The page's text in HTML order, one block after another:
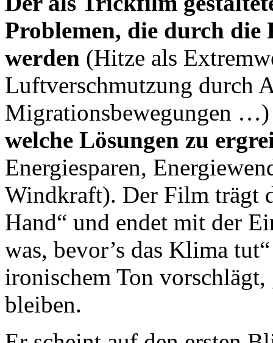
Problemen, die durch
werden (Hitze als
Luftverschmutzung durch
Migrationsbewegungen
welche Lösungen zu
Energiesparen,
Windkraft). Der Film trägt
Hand“ und endet mit der
was, bevor’s das Klima
ironischem Ton vorschlägt,
bleiben.